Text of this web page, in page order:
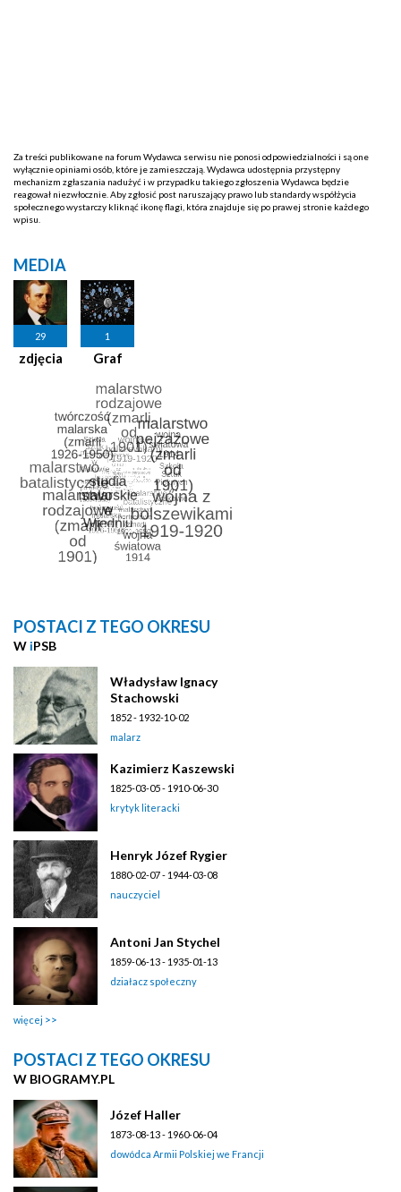
Za treści publikowane na forum Wydawca serwisu nie ponosi odpowiedzialności i są one
wyłącznie opiniami osób, które je zamieszczają. Wydawca udostępnia przystępny
mechanizm zgłaszania nadużyć i w przypadku takiego zgłoszenia Wydawca będzie
reagował niezwłocznie. Aby zgłosić post naruszający prawo lub standardy współżycia
społecznego wystarczy kliknąć ikonę flagi, która znajduje się po prawej stronie każdego
wpisu.
MEDIA
29
zdjęcia
1
Graf
POSTACI Z TEGO OKRESU
W iPSB
Władysław Ignacy
Stachowski
1852 - 1932-10-02
malarz
Kazimierz Kaszewski
1825-03-05 - 1910-06-30
krytyk literacki
Henryk Józef Rygier
1880-02-07 - 1944-03-08
nauczyciel
Antoni Jan Stychel
1859-06-13 - 1935-01-13
działacz społeczny
więcej
POSTACI Z TEGO OKRESU
W BIOGRAMY.PL
Józef Haller
1873-08-13 - 1960-06-04
dowódca Armii Polskiej we Francji